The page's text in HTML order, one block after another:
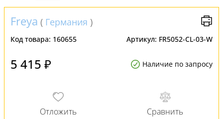
Freya ( Германия )
Код товара: 160655 Артикул: FR5052-CL-03-W
5 415 ₽ Наличие по запросу